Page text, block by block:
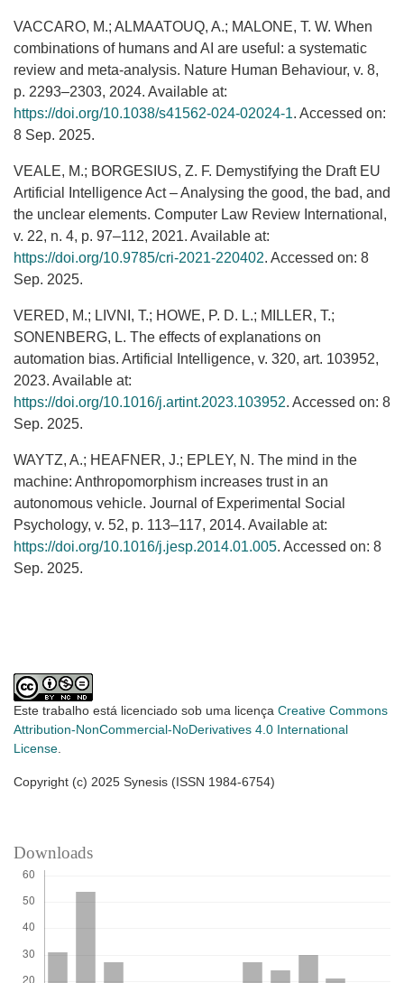
VACCARO, M.; ALMAATOUQ, A.; MALONE, T. W. When
combinations of humans and AI are useful: a systematic
review and meta-analysis. Nature Human Behaviour, v. 8,
p. 2293–2303, 2024. Available at:
https://doi.org/10.1038/s41562-024-02024-1. Accessed on:
8 Sep. 2025.
VEALE, M.; BORGESIUS, Z. F. Demystifying the Draft EU
Artificial Intelligence Act – Analysing the good, the bad, and
the unclear elements. Computer Law Review International,
v. 22, n. 4, p. 97–112, 2021. Available at:
https://doi.org/10.9785/cri-2021-220402. Accessed on: 8
Sep. 2025.
VERED, M.; LIVNI, T.; HOWE, P. D. L.; MILLER, T.;
SONENBERG, L. The effects of explanations on
automation bias. Artificial Intelligence, v. 320, art. 103952,
2023. Available at:
https://doi.org/10.1016/j.artint.2023.103952. Accessed on: 8
Sep. 2025.
WAYTZ, A.; HEAFNER, J.; EPLEY, N. The mind in the
machine: Anthropomorphism increases trust in an
autonomous vehicle. Journal of Experimental Social
Psychology, v. 52, p. 113–117, 2014. Available at:
https://doi.org/10.1016/j.jesp.2014.01.005. Accessed on: 8
Sep. 2025.
Este trabalho está licenciado sob uma licença Creative Commons
Attribution-NonCommercial-NoDerivatives 4.0 International
License.
Copyright (c) 2025 Synesis (ISSN 1984-6754)
Downloads